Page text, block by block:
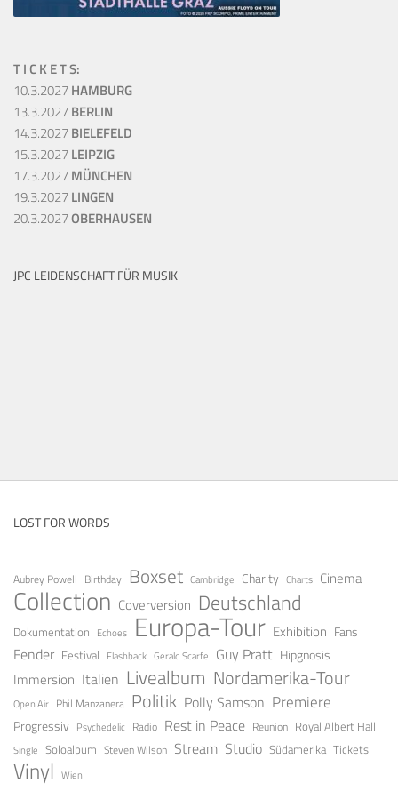
T I C K E T S:
10.3.2027HAMBURG
13.3.2027BERLIN
14.3.2027BIELEFELD
15.3.2027LEIPZIG
17.3.2027MÜNCHEN
19.3.2027LINGEN
20.3.2027OBERHAUSEN
JPC LEIDENSCHAFT FÜR MUSIK
LOST FOR WORDS
Aubrey Powell Birthday Boxset Cambridge Charity Charts Cinema
Collection Coverversion Deutschland
Dokumentation Echoes Europa-Tour Exhibition Fans
Fender Festival Flashback Gerald Scarfe Guy Pratt Hipgnosis
Immersion Italien Livealbum Nordamerika-Tour
Open Air Phil Manzanera Politik Polly Samson Premiere
Progressiv Psychedelic Radio Rest in Peace Reunion Royal Albert Hall
Single Soloalbum Steven Wilson Stream Studio Südamerika Tickets
Vinyl Wien